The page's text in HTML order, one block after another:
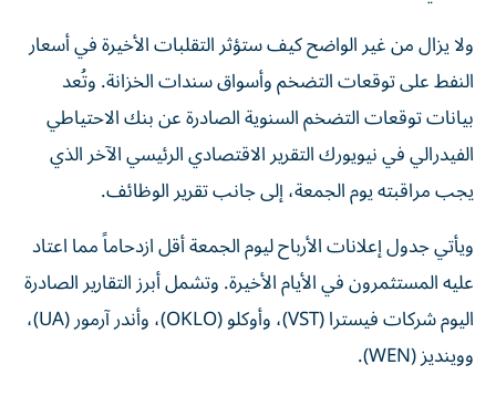
ولا يزال من غير الواضح كيف ستؤثر التقلبات الأخيرة في أسعار
النفط على توقعات التضخم وأسواق سندات الخزانة. وتُعد
بيانات توقعات التضخم السنوية الصادرة عن بنك الاحتياطي
الفيدرالي في نيويورك التقرير الاقتصادي الرئيسي الآخر الذي
يجب مراقبته يوم الجمعة، إلى جانب تقرير الوظائف.
ويأتي جدول إعلانات الأرباح ليوم الجمعة أقل ازدحاماً مما اعتاد
عليه المستثمرون في الأيام الأخيرة. وتشمل أبرز التقارير الصادرة
اليوم شركات فيسترا (VST)، وأوكلو (OKLO)، وأندر آرمور (UA)،
ووينديز (WEN).